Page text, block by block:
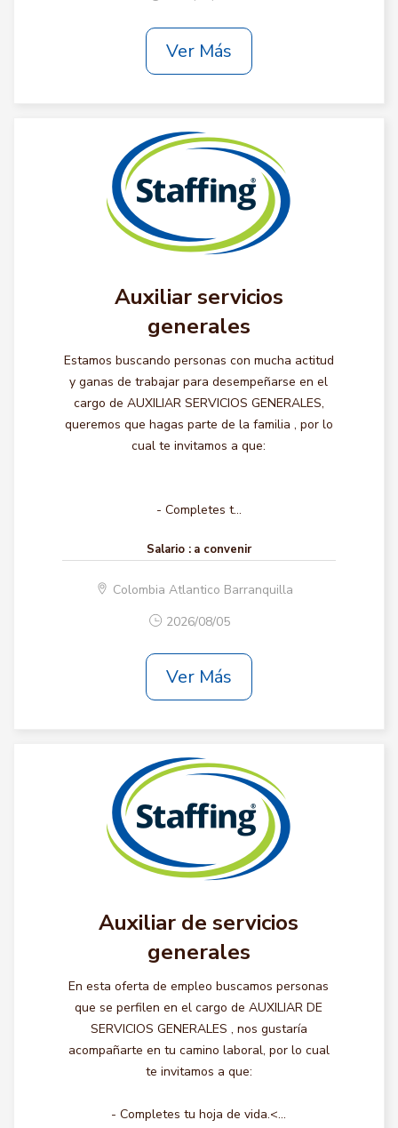
Ver Más
Auxiliar servicios
generales
Estamos buscando personas con mucha actitud
y ganas de trabajar para desempeñarse en el
cargo de AUXILIAR SERVICIOS GENERALES,
queremos que hagas parte de la familia , por lo
cual te invitamos a que:
- Completes t...
Salario : a convenir
Colombia Atlantico Barranquilla
2026/08/05
Ver Más
Auxiliar de servicios
generales
En esta oferta de empleo buscamos personas
que se perfilen en el cargo de AUXILIAR DE
SERVICIOS GENERALES , nos gustaría
acompañarte en tu camino laboral, por lo cual
te invitamos a que:
- Completes tu hoja de vida.<...